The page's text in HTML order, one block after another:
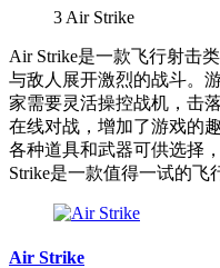
3Air Strike
Air Strike是一款飞行射击
与敌人展开激烈的战斗。
家需要灵活操控战机，击
在线对战，增加了游戏的
各种道具和武器可供选择
Strike是一款值得一试的飞
Air Strike